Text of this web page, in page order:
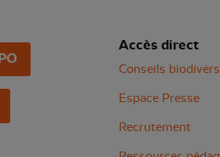
Accès direct
Conseils
Espace Presse
Recrutement